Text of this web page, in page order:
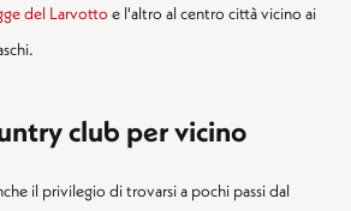
del Larvotto e l'altro al centro città vicino ai
club per vicino
il privilegio di trovarsi a pochi passi dal